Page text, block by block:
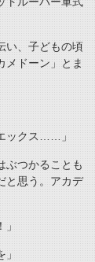
い、子どもの頃
メドーン」とま
ックス……」
ぶつかることも
と思う。アカデ